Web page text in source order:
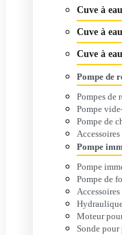
Cuve à
Cuve à
Cuve à
Pompe de
Pompes de
Pompe
Pompe de
Pompe
Pompe
Pompe de
Moteur
Sonde pour